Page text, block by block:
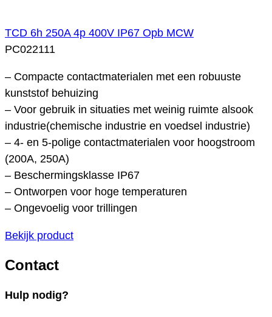
TCD 6h 250A 4p 400V IP67 Opb MCW
PC022111
– Compacte contactmaterialen met een robuuste
kunststof behuizing
– Voor gebruik in situaties met weinig ruimte alsook
industrie(chemische industrie en voedsel industrie)
– 4- en 5-polige contactmaterialen voor hoogstroom
(200A, 250A)
– Beschermingsklasse IP67
– Ontworpen voor hoge temperaturen
– Ongevoelig voor trillingen
Bekijk product
Contact
Hulp nodig?